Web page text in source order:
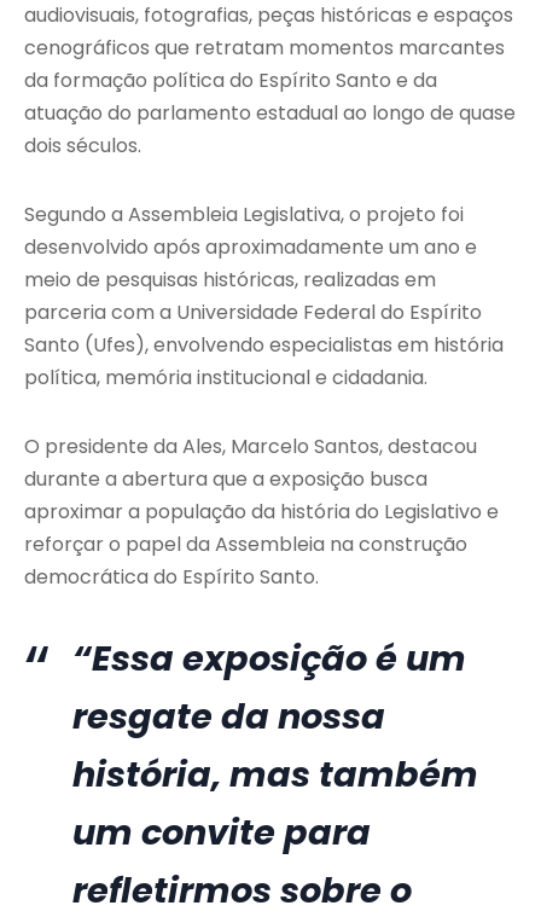
audiovisuais, fotografias, peças históricas e espaços
cenográficos que retratam momentos marcantes
da formação política do Espírito Santo e da
atuação do parlamento estadual ao longo de quase
dois séculos.
Segundo a Assembleia Legislativa, o projeto foi
desenvolvido após aproximadamente um ano e
meio de pesquisas históricas, realizadas em
parceria com a Universidade Federal do Espírito
Santo (Ufes), envolvendo especialistas em história
política, memória institucional e cidadania.
O presidente da Ales, Marcelo Santos, destacou
durante a abertura que a exposição busca
aproximar a população da história do Legislativo e
reforçar o papel da Assembleia na construção
democrática do Espírito Santo.
“Essa exposição é um
resgate da nossa
história, mas também
um convite para
refletirmos sobre o